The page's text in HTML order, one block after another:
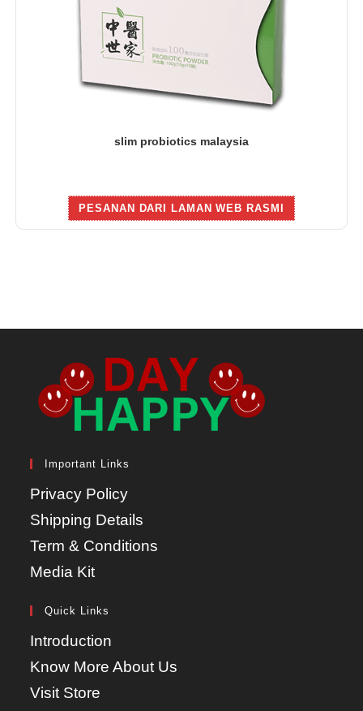
slim probiotics malaysia
PESANAN DARI LAMAN WEB RASMI
Important Links
Privacy Policy
Shipping Details
Term & Conditions
Media Kit
Quick Links
Introduction
Know More About Us
Visit Store